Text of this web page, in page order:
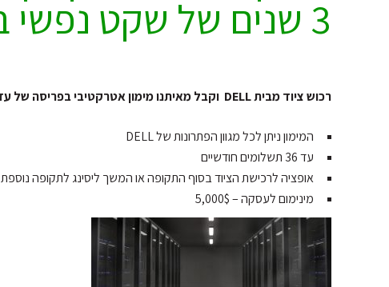
3 שנים של שקט נפשי במסלול אטרקטיבי:
רכוש ציוד מבית DELL וקבל מאיתנו מימון אטרקטיבי בפריסה של עד 36 תשלומים
המימון ניתן לכל מגוון הפתרונות של DELL
עד 36 תשלומים חודשיים
אופציה לרכישת הציוד בסוף התקופה או המשך ליסינג לתקופה נוספת
מינימום לעסקה – 5,000$